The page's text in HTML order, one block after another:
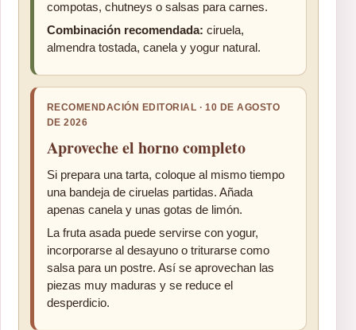
compotas, chutneys o salsas para carnes.
Combinación recomendada: ciruela,
almendra tostada, canela y yogur natural.
RECOMENDACIÓN EDITORIAL · 10 DE AGOSTO
DE 2026
Aproveche el horno completo
Si prepara una tarta, coloque al mismo tiempo
una bandeja de ciruelas partidas. Añada
apenas canela y unas gotas de limón.
La fruta asada puede servirse con yogur,
incorporarse al desayuno o triturarse como
salsa para un postre. Así se aprovechan las
piezas muy maduras y se reduce el
desperdicio.